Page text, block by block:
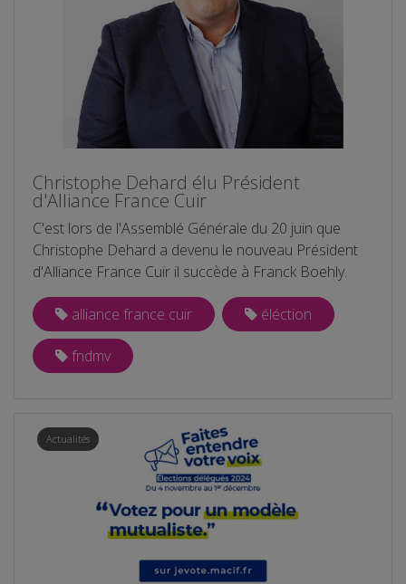
Christophe Dehard élu Président
d'Alliance France Cuir
C'est lors de l'Assemblé Générale du 20 juin que
Christophe Dehard a devenu le nouveau Président
d'Alliance France Cuir il succède à Franck Boehly.
alliance france cuir éléction
fndmv
Actualités